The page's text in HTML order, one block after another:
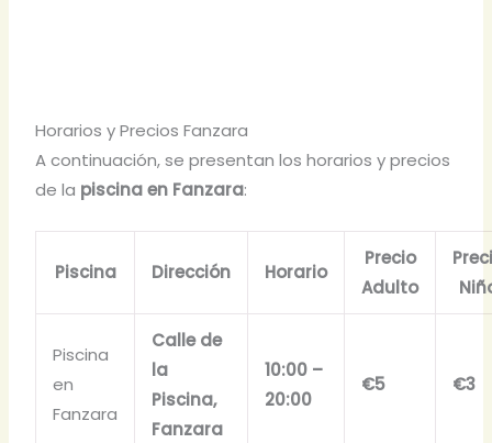
Horarios y Precios Fanzara
A continuación, se presentan los horarios y precios
de la piscina en Fanzara:
Piscina Dirección Horario
Precio
Adulto
Piscina
en
Fanzara
Calle de
la
Piscina,
Fanzara
10:00 –
20:00
€5 €3